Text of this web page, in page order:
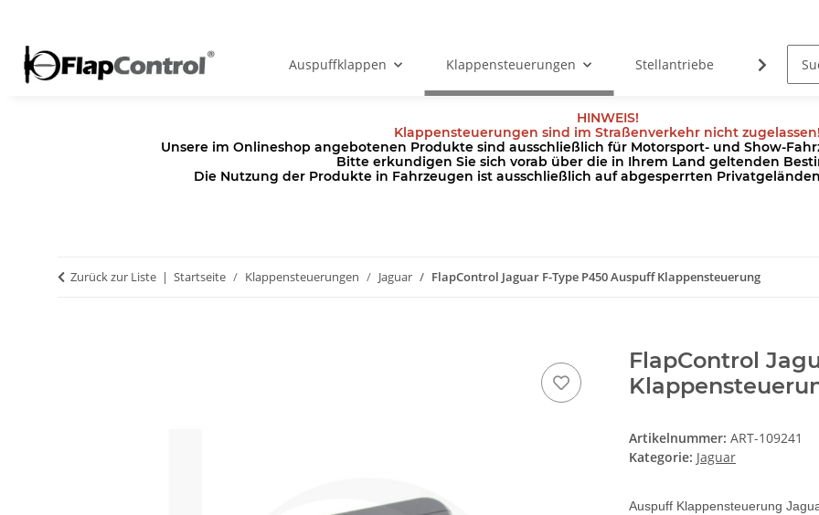
Auspuffklappen Klappensteuerungen Stellantriebe Kabel
HINWEIS!
Klappensteuerungen sind im Straßenverkehr nicht zugelassen!
Unsere im Onlineshop angebotenen Produkte sind ausschließlich für Motorsport- und Show-
Bitte erkundigen Sie sich vorab über die in Ihrem Land geltenden
Die Nutzung der Produkte in Fahrzeugen ist ausschließlich auf abgesperrten
Zurück zur Liste Startseite Klappensteuerungen Jaguar FlapControl Jaguar F-Type P450 Auspuff Klappensteuerung
FlapControl
Artikelnummer: ART-109241
Kategorie: Jaguar
Auspuff Klappensteuerung